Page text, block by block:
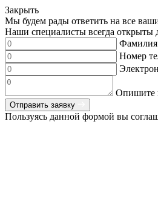
Закрыть
Мы будем рады ответить на все
Наши специалисты всегда открыты
Номер
Опишите
Отправить заявку
Пользуясь данной формой вы